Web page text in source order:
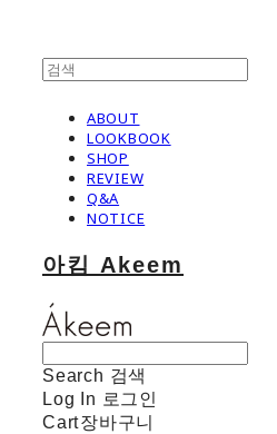
ABOUT
LOOKBOOK
SHOP
REVIEW
Q&A
NOTICE
아킴 Akeem
Search 검색
Log In 로그인
Cart장바구니